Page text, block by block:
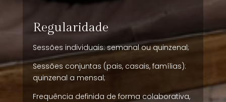
Regularidade
Sessões individuais: semanal ou quinzenal;
Sessões conjuntas (pais, casais, famílias):
quinzenal a mensal;
Frequência definida de forma colaborativa,